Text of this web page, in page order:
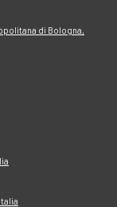
di Bologna,